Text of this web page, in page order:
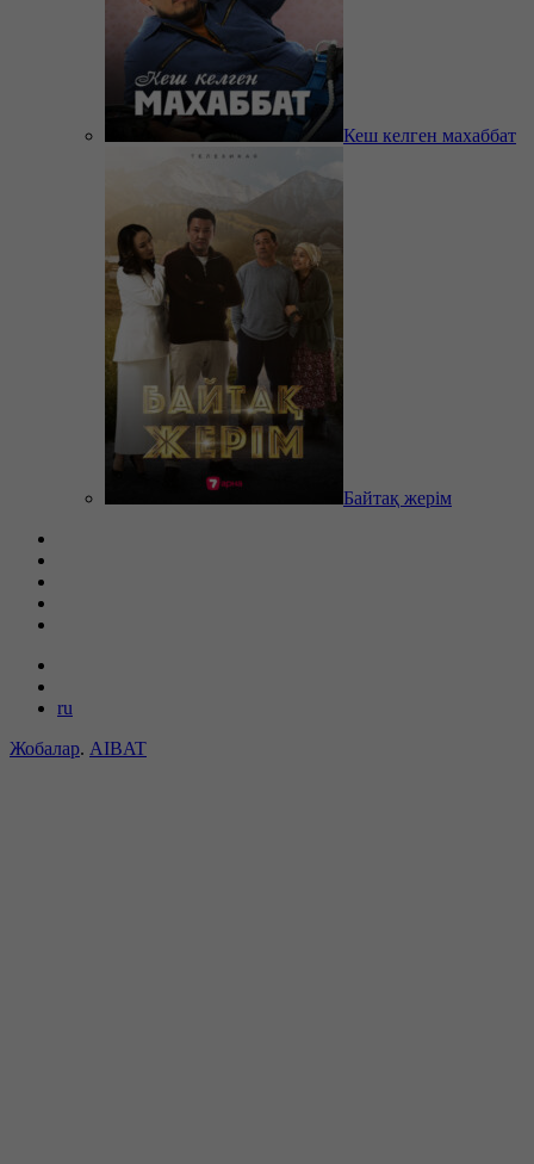
Кеш келген махаббат
Байтақ жерім
ru
Жобалар. AIBAT